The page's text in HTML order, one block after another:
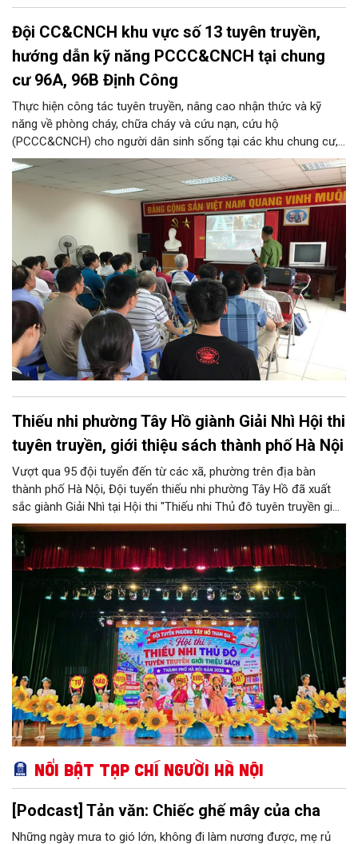
Đội CC&CNCH khu vực số 13 tuyên truyền,
hướng dẫn kỹ năng PCCC&CNCH tại chung
cư 96A, 96B Định Công
Thực hiện công tác tuyên truyền, nâng cao nhận thức và kỹ
năng về phòng cháy, chữa cháy và cứu nạn, cứu hộ
(PCCC&CNCH) cho người dân sinh sống tại các khu chung cư,
ngày 31/7/2026, Đội Cảnh sát chữa cháy và cứu nạn, cứu hộ
khu vực số 13 - Phòng Cảnh sát PCCC&CNCH, Công an thành
phố Hà Nội đã phối hợp với Ban quản lý hai tòa nhà chung cư
96A và 96B Định Công (phường Phương Liệt, thành phố Hà Nội)
tổ chức buổi tuyên truyền, phổ biến kiến thức và kỹ năng về
PCCC&CNCH.
Thiếu nhi phường Tây Hồ giành Giải Nhì Hội thi
tuyên truyền, giới thiệu sách thành phố Hà Nội
Vượt qua 95 đội tuyển đến từ các xã, phường trên địa bàn
thành phố Hà Nội, Đội tuyển thiếu nhi phường Tây Hồ đã xuất
sắc giành Giải Nhì tại Hội thi "Thiếu nhi Thủ đô tuyên truyền giới
thiệu sách; Múa hát tập thể và Ca khúc măng non" năm 2026 do
Sở Văn hóa và Thể thao Hà Nội tổ chức.
Nổi bật Tạp chí Người Hà Nội
[Podcast] Tản văn: Chiếc ghế mây của cha
Những ngày mưa to gió lớn, không đi làm nương được, mẹ rủ